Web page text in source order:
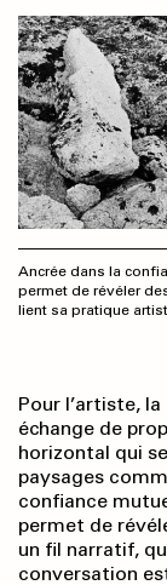
Ancrée dans la
permet de révéler
lient sa pratique
Pour l’artiste,
échange de
horizontal qui
paysages
confiance
permet de
un fil narratif,
conversation